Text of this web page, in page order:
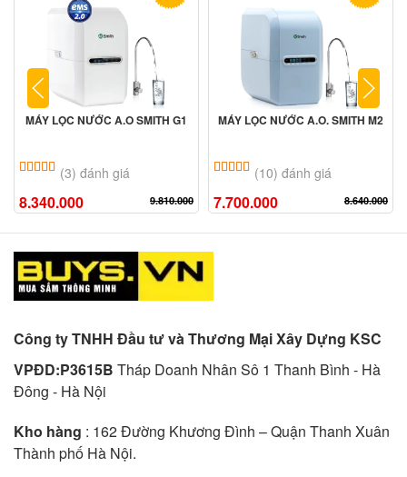
MÁY LỌC NƯỚC A.O SMITH G1
5.00 trên 5 dựa trên
(3) đánh giá
8.340.000 9.810.000
MÁY LỌC NƯỚC A.O. SMITH M2
5.00trên 5 dựa trên
10(10) đánh giá
7.700.000 8.640.000
Công ty TNHH Đầu tư và Thương Mại Xây Dựng KSC
VPĐD:P3615B Tháp Doanh Nhân Sô 1 Thanh Bình - Hà
Đông - Hà Nội
Kho hàng : 162 Đường Khương Đình – Quận Thanh Xuân
Thành phố Hà Nội.